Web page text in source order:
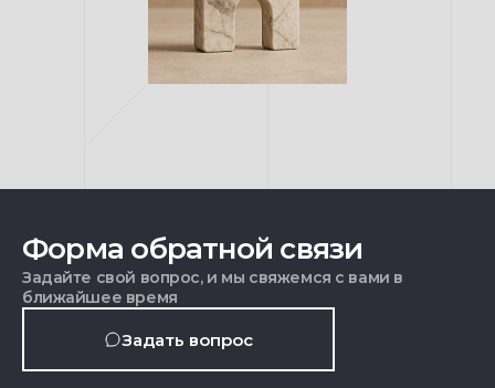
Форма обратной связи
Задайте свой вопрос, и мы свяжемся с вами в
ближайшее время
Задать вопрос